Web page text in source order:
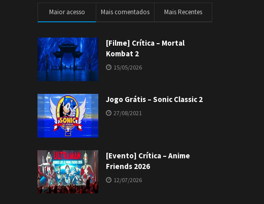
Maior acesso Mais comentados Mais Recentes
[Filme] Crítica – Mortal
Kombat 2
15/05/2026
Jogo Grátis – Sonic Classic 2
27/08/2021
[Evento] Crítica – Anime
Friends 2026
12/07/2026